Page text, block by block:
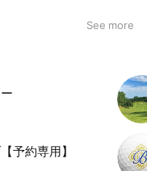
See more
予約専用】